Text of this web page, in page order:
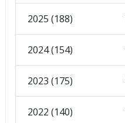
2025 (188)
2024 (154)
2023 (175)
2022 (140)